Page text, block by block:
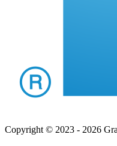
Copyright © 2023 - 2026